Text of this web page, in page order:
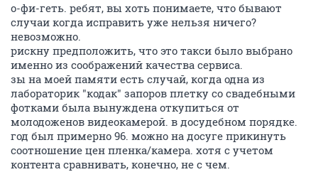
о-фи-геть. ребят, вы хоть понимаете, что бывают
случаи когда исправить уже нельзя ничего?
невозможно.
рискну предположить, что это такси было выбрано
именно из соображений качества сервиса.
зы на моей памяти есть случай, когда одна из
лабораторик "кодак" запоров плетку со свадебными
фотками была вынуждена откупиться от
молодоженов видеокамерой. в досудебном порядке.
год был примерно 96. можно на досуге прикинуть
соотношение цен пленка/камера. хотя с учетом
контента сравнивать, конечно, не с чем.